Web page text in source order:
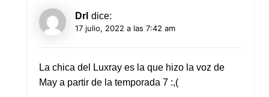
Drl dice:
17 julio, 2022 a las 7:42 am
La chica del Luxray es la que hizo la voz de
May a partir de la temporada 7 :,(